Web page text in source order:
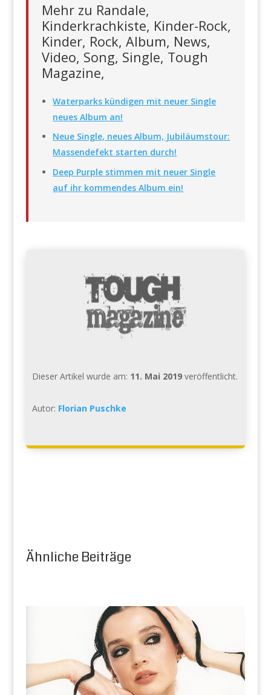
Mehr zu Randale,
Kinderkrachkiste, Kinder-Rock,
Kinder, Rock, Album, News,
Video, Song, Single, Tough
Magazine,
Waterparks kündigen mit neuer Single
neues Album an!
Neue Single, neues Album, Jubiläumstour:
Massendefekt starten durch!
Deep Purple stimmen mit neuer Single
auf ihr kommendes Album ein!
Dieser Artikel wurde am: 11. Mai 2019veröffentlicht.
Autor: Florian Puschke
Ähnliche Beiträge